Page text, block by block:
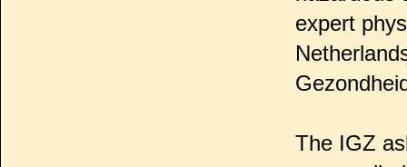
expert
The IGZ